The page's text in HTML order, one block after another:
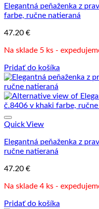
Elegantná peňaženka z
farbe, ručne natieraná
47.20 €
Na sklade 5 ks -
Pridať do košíka
Quick View
Elegantná peňaženka z
ručne natieraná
47.20 €
Na sklade 4 ks -
Pridať do košíka